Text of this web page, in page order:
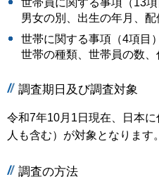
男女の別、出生の年月、
世帯に関する事項（4項目）
世帯の種類、世帯員の数
調査期日及び調査対象
令和7年10月1日現在、日本
人も含む）が対象となります。
調査の方法